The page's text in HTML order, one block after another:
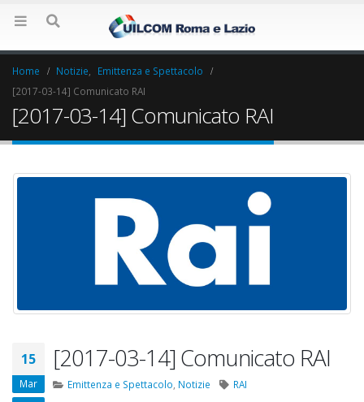
Home Notizie,
Emittenza e Spettacolo
[2017-03-14] Comunicato RAI
[2017-03-14] Comunicato RAI
15
Mar
[2017-03-14] Comunicato RAI
Emittenza e Spettacolo Notizie RAI
Carataria Tivoli s.r.l.
22 Ottobre 2022
17 Giugno 2022